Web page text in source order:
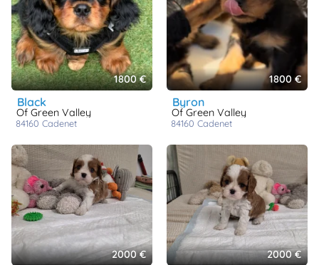
1800 €
black
Of Green Valley
84160 cadenet
1800 €
byron
Of Green Valley
84160 cadenet
2000 € 2000 €